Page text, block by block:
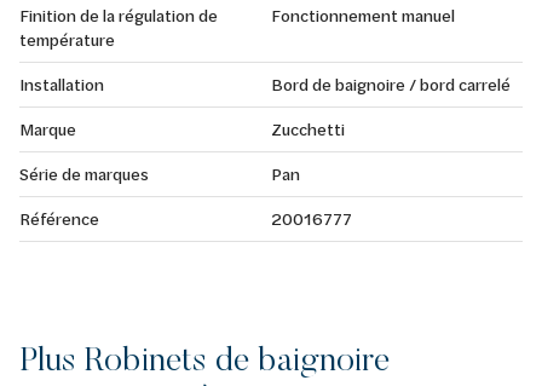
Finition de la régulation de
température
Fonctionnement manuel
Installation
Bord de baignoire / bord carrelé
Marque
Zucchetti
Série de marques
Pan
Référence
20016777
Plus Robinets de baignoire